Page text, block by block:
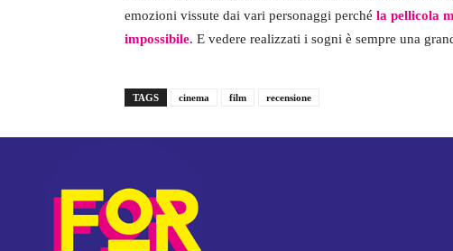
emozioni vissute dai vari personaggi perché la pellicola
impossibile. E vedere realizzati i sogni è sempre una
TAGS cinema film recensione